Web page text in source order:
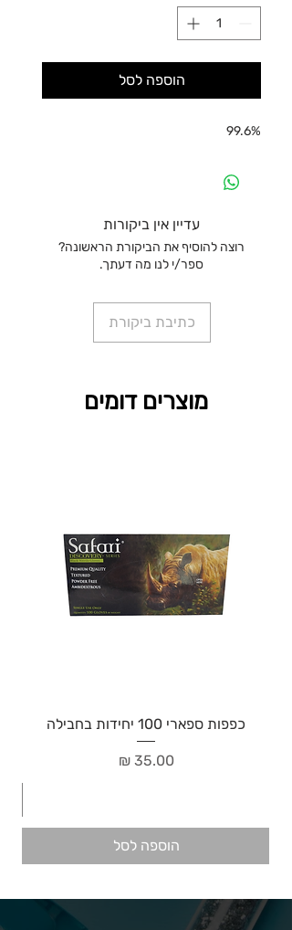
הוספה לסל
99.6%
עדיין אין ביקורות
רוצה להוסיף את הביקורת הראשונה?
ספר/י לנו מה דעתך.
כתיבת ביקורת
מוצרים דומים
כפפות ספארי 100 יחידות בחבילה
מחיר‏35.00 ‏₪
הוספה לסל